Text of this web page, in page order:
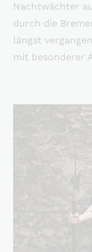
Nachtwächter
durch die
längst
mit besonderer